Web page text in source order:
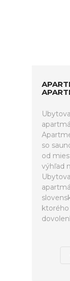
so
od
výhľad